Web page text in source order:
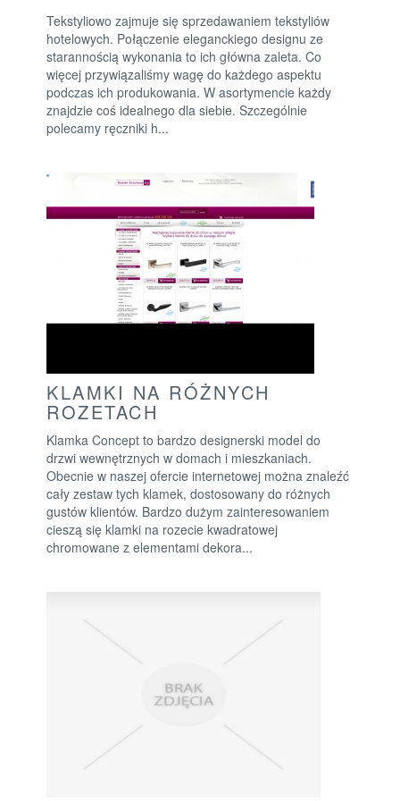
Tekstyliowo zajmuje się sprzedawaniem tekstyliów
hotelowych. Połączenie eleganckiego designu ze
starannością wykonania to ich główna zaleta. Co
więcej przywiązaliśmy wagę do każdego aspektu
podczas ich produkowania. W asortymencie każdy
znajdzie coś idealnego dla siebie. Szczególnie
polecamy ręczniki h...
KLAMKI NA RÓŻNYCH
ROZETACH
Klamka Concept to bardzo designerski model do
drzwi wewnętrznych w domach i mieszkaniach.
Obecnie w naszej ofercie internetowej można znaleźć
cały zestaw tych klamek, dostosowany do różnych
gustów klientów. Bardzo dużym zainteresowaniem
cieszą się klamki na rozecie kwadratowej
chromowane z elementami dekora...